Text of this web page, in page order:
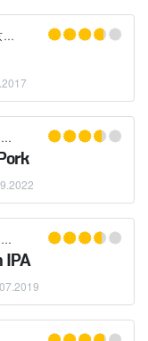
COLLECTIVE ARTS BREWING JING A (京A)
COLLECTIVE ARTS BREWING JING A (京A)
IPA